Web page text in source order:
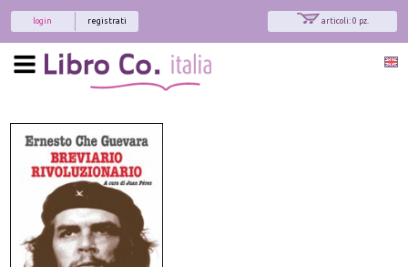
articoli: 0 pz.
registrati
login